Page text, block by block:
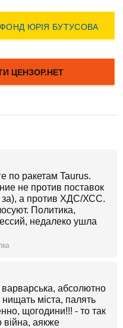
по ракетам Taurus.
не против поставок
за), а против ХДС/ХСС.
Политика,
недалеко ушла
варварська, абсолютно
міста, палять
щогодини!!! - то так
війна, аякже